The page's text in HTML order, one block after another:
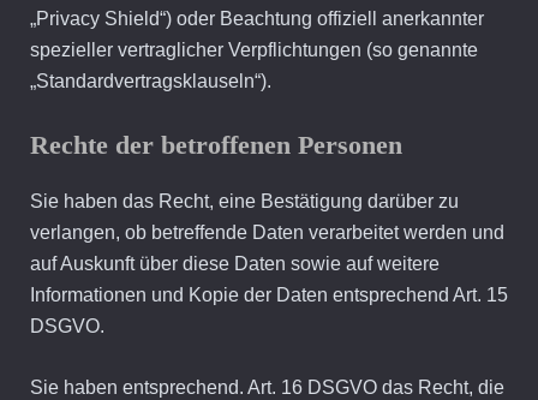
„Privacy Shield“) oder Beachtung offiziell anerkannter
spezieller vertraglicher Verpflichtungen (so genannte
„Standardvertragsklauseln“).
Rechte der betroffenen Personen
Sie haben das Recht, eine Bestätigung darüber zu
verlangen, ob betreffende Daten verarbeitet werden und
auf Auskunft über diese Daten sowie auf weitere
Informationen und Kopie der Daten entsprechend Art. 15
DSGVO.
Sie haben entsprechend. Art. 16 DSGVO das Recht, die